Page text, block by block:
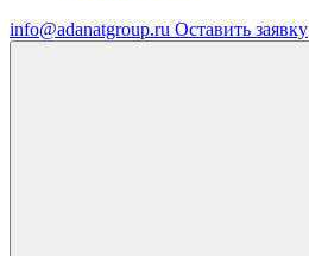
info@adanatgroup.ru Оставить заявку